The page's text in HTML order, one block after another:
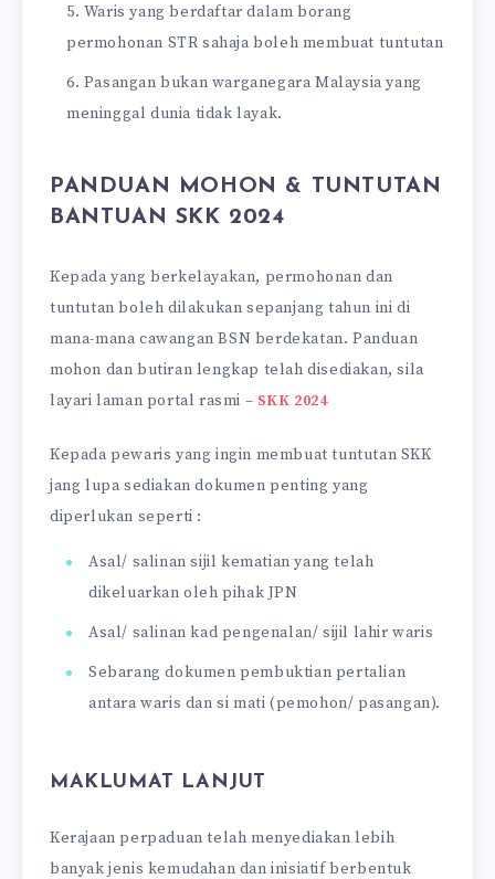
Waris yang berdaftar dalam borang
permohonan STR sahaja boleh membuat tuntutan
Pasangan bukan warganegara Malaysia yang
meninggal dunia tidak layak.
PANDUAN MOHON & TUNTUTAN
BANTUAN SKK 2024
Kepada yang berkelayakan, permohonan dan
tuntutan boleh dilakukan sepanjang tahun ini di
mana-mana cawangan BSN berdekatan. Panduan
mohon dan butiran lengkap telah disediakan, sila
layari laman portal rasmi – SKK 2024
Kepada pewaris yang ingin membuat tuntutan SKK
jang lupa sediakan dokumen penting yang
diperlukan seperti :
Asal/ salinan sijil kematian yang telah
dikeluarkan oleh pihak JPN
Asal/ salinan kad pengenalan/ sijil lahir waris
Sebarang dokumen pembuktian pertalian
antara waris dan si mati (pemohon/ pasangan).
MAKLUMAT LANJUT
Kerajaan perpaduan telah menyediakan lebih
banyak jenis kemudahan dan inisiatif berbentuk